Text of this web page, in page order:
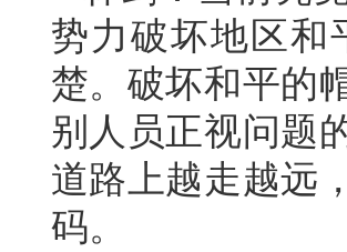
势力破坏地区和
楚。破坏和平的
别人员正视问题
道路上越走越远
码。